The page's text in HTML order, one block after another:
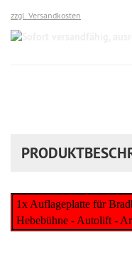
zzgl. Versandkosten
1x Auflageplatte für
Hebebühne - Autolift -